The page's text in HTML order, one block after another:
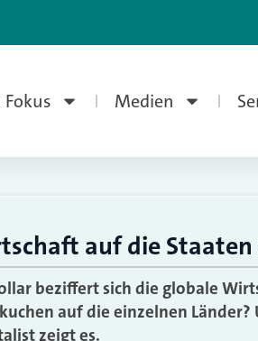
Fokus Medien
auf die
beziffert sich die globale
auf die einzelnen
zeigt es.